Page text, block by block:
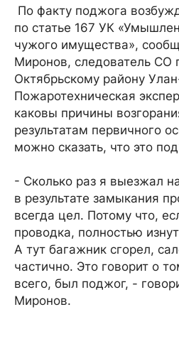
По факту поджога
по статье 167 УК
чужого имущества»,
Миронов, следователь СО
Октябрьскому району
Пожаротехническая
каковы причины
результатам первичного
можно сказать, что это
- Сколько раз я выезжал
в результате замыкания
всегда цел. Потому что,
проводка, полностью
А тут багажник сгорел,
частично. Это говорит о
всего, был поджог, -
Миронов.